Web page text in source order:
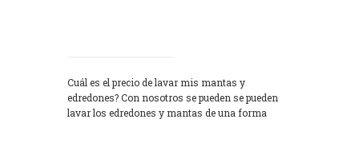
Cuál es el precio de lavar mis mantas y
edredones? Con nosotros se pueden se pueden
lavar los edredones y mantas de una forma